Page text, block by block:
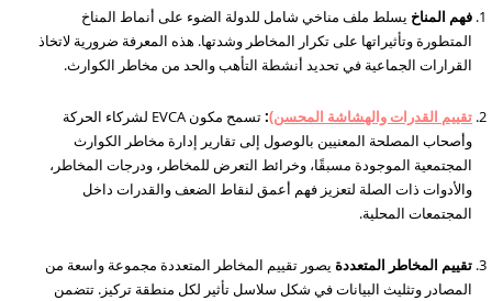
فهم المناخ يسلط ملف مناخي شامل للدولة الضوء على أنماط المناخ
المتطورة وتأثيراتها على تكرار المخاطر وشدتها. هذه المعرفة ضرورية لاتخاذ
القرارات الجماعية في تحديد أنشطة التأهب والحد من مخاطر الكوارث.
تقييم القدرات والهشاشة المحسن)
:
تسمح مكون EVCA لشركاء الحركة
وأصحاب المصلحة المعنيين بالوصول إلى تقارير إدارة مخاطر الكوارث
المجتمعية الموجودة مسبقًا، وخرائط التعرض للمخاطر، ودرجات المخاطر،
والأدوات ذات الصلة لتعزيز فهم أعمق لنقاط الضعف والقدرات داخل
المجتمعات المحلية.
تقييم المخاطر المتعددةيصور تقييم المخاطر المتعددة مجموعة واسعة من
المصادر وتثليث البيانات في شكل سلاسل تأثير لكل منطقة تركيز. تتضمن